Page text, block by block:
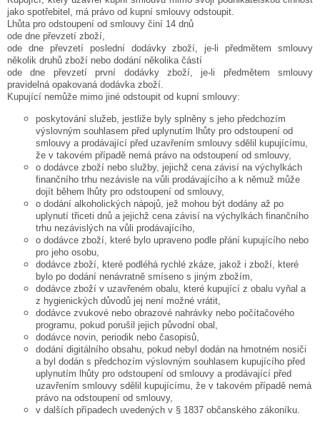
jako spotřebitel, má právo od kupní smlouvy odstoupit.
Lhůta pro odstoupení od smlouvy činí 14 dnů
ode dne převzetí zboží,
ode dne převzetí poslední dodávky zboží, je-li předmětem smlouvy
několik druhů zboží nebo dodání několika částí
ode dne převzetí první dodávky zboží, je-li předmětem smlouvy
pravidelná opakovaná dodávka zboží.
Kupující nemůže mimo jiné odstoupit od kupní smlouvy:
poskytování služeb, jestliže byly splněny s jeho předchozím
výslovným souhlasem před uplynutím lhůty pro odstoupení od
smlouvy a prodávající před uzavřením smlouvy sdělil kupujícímu,
že v takovém případě nemá právo na odstoupení od smlouvy,
o dodávce zboží nebo služby, jejichž cena závisí na výchylkách
finančního trhu nezávisle na vůli prodávajícího a k němuž může
dojít během lhůty pro odstoupení od smlouvy,
o dodání alkoholických nápojů, jež mohou být dodány až po
uplynutí třiceti dnů a jejichž cena závisí na výchylkách finančního
trhu nezávislých na vůli prodávajícího,
o dodávce zboží, které bylo upraveno podle přání kupujícího nebo
pro jeho osobu,
dodávce zboží, které podléhá rychlé zkáze, jakož i zboží, které
bylo po dodání nenávratně smíseno s jiným zbožím,
dodávce zboží v uzavřeném obalu, které kupující z obalu vyňal a
z hygienických důvodů jej není možné vrátit,
dodávce zvukové nebo obrazové nahrávky nebo počítačového
programu, pokud porušil jejich původní obal,
dodávce novin, periodik nebo časopisů,
dodání digitálního obsahu, pokud nebyl dodán na hmotném nosiči
a byl dodán s předchozím výslovným souhlasem kupujícího před
uplynutím lhůty pro odstoupení od smlouvy a prodávající před
uzavřením smlouvy sdělil kupujícímu, že v takovém případě nemá
právo na odstoupení od smlouvy,
v dalších případech uvedených v § 1837 občanského zákoníku.